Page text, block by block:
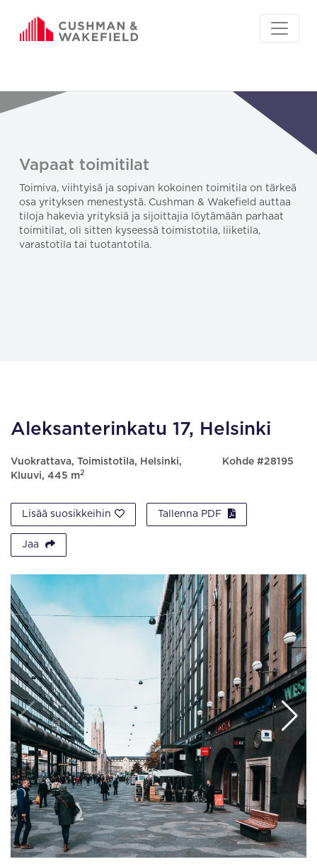
Vapaat toimitilat
Toimiva, viihtyisä ja sopivan kokoinen toimitila on tärkeä
osa yrityksen menestystä. Cushman & Wakefield auttaa
tiloja hakevia yrityksiä ja sijoittajia löytämään parhaat
toimitilat, oli sitten kyseessä toimistotila, liiketila,
varastotila tai tuotantotila.
Aleksanterinkatu 17, Helsinki
Vuokrattava, Toimistotila, Helsinki,
Kluuvi, 445 m2
Kohde #28195
Lisää suosikkeihin Tallenna PDF
Jaa